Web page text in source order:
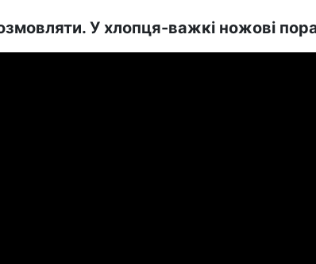
У хлопця-важкі ножові